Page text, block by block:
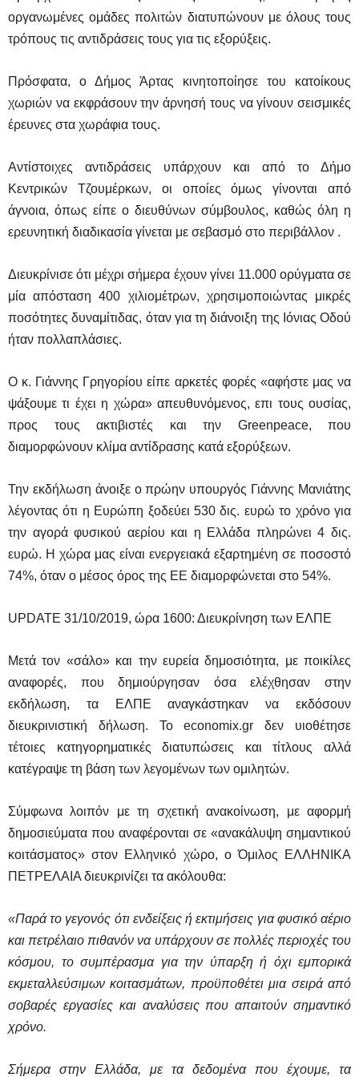
οργανωμένες ομάδες πολιτών διατυπώνουν με όλους τους
τρόπους τις αντιδράσεις τους για τις εξορύξεις.
Πρόσφατα, ο Δήμος Άρτας κινητοποίησε του κατοίκους
χωριών να εκφράσουν την άρνησή τους να γίνουν σεισμικές
έρευνες στα χωράφια τους.
Αντίστοιχες αντιδράσεις υπάρχουν και από το Δήμο
Κεντρικών Τζουμέρκων, οι οποίες όμως γίνονται από
άγνοια, όπως είπε ο διευθύνων σύμβουλος, καθώς όλη η
ερευνητική διαδικασία γίνεται με σεβασμό στο περιβάλλον .
Διευκρίνισε ότι μέχρι σήμερα έχουν γίνει 11.000 ορύγματα σε
μία απόσταση 400 χιλιομέτρων, χρησιμοποιώντας μικρές
ποσότητες δυναμίτιδας, όταν για τη διάνοιξη της Ιόνιας Οδού
ήταν πολλαπλάσιες.
Ο κ. Γιάννης Γρηγορίου είπε αρκετές φορές «αφήστε μας να
ψάξουμε τι έχει η χώρα» απευθυνόμενος, επι τους ουσίας,
προς τους ακτιβιστές και την Greenpeace, που
διαμορφώνουν κλίμα αντίδρασης κατά εξορύξεων.
Την εκδήλωση άνοιξε ο πρώην υπουργός Γιάννης Μανιάτης
λέγοντας ότι η Ευρώπη ξοδεύει 530 δις. ευρώ το χρόνο για
την αγορά φυσικού αερίου και η Ελλάδα πληρώνει 4 δις.
ευρώ. Η χώρα μας είναι ενεργειακά εξαρτημένη σε ποσοστό
74%, όταν ο μέσος όρος της ΕΕ διαμορφώνεται στο 54%.
UPDATE 31/10/2019, ώρα 1600: Διευκρίνηση των ΕΛΠΕ
Μετά τον «σάλο» και την ευρεία δημοσιότητα, με ποικίλες
αναφορές, που δημιούργησαν όσα ελέχθησαν στην
εκδήλωση, τα ΕΛΠΕ αναγκάστηκαν να εκδόσουν
διευκρινιστική δήλωση. Το economix.gr δεν υιοθέτησε
τέτοιες κατηγορηματικές διατυπώσεις και τίτλους αλλά
κατέγραψε τη βάση των λεγομένων των ομιλητών.
Σύμφωνα λοιπόν με τη σχετική ανακοίνωση, με αφορμή
δημοσιεύματα που αναφέρονται σε «ανακάλυψη σημαντικού
κοιτάσματος» στον Ελληνικό χώρο, ο Όμιλος ΕΛΛΗΝΙΚΑ
ΠΕΤΡΕΛΑΙΑ διευκρινίζει τα ακόλουθα:
«Παρά το γεγονός ότι ενδείξεις ή εκτιμήσεις για φυσικό αέριο
και πετρέλαιο πιθανόν να υπάρχουν σε πολλές περιοχές του
κόσμου, το συμπέρασμα για την ύπαρξη ή όχι εμπορικά
εκμεταλλεύσιμων κοιτασμάτων, προϋποθέτει μια σειρά από
σοβαρές εργασίες και αναλύσεις που απαιτούν σημαντικό
χρόνο.
Σήμερα στην Ελλάδα, με τα δεδομένα που έχουμε, τα